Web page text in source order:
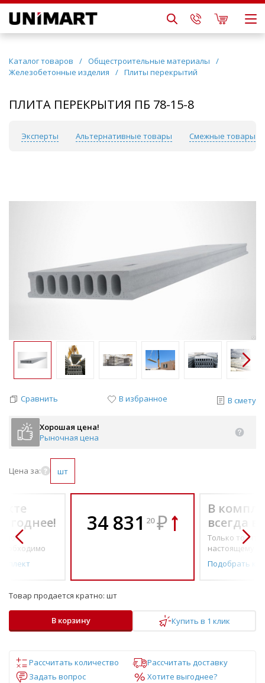
Каталог товаров / Общестроительные материалы
/
Железобетонные изделия
/ Плиты перекрытий
ПЛИТА ПЕРЕКРЫТИЯ ПБ 78-15-8
Эксперты Альтернативные товары Смежные товары
Сравнить В избранное В смету
Хорошая цена!
Рыночная цена
Цена за: шт
по-
34 831 20 ₽
В
всегда
Только то, что
настоящему
Подобрать
Товар продается кратно: шт
В корзину Купить в 1 клик
Рассчитать количество
Рассчитать доставку
Задать вопрос
Хотите выгоднее?